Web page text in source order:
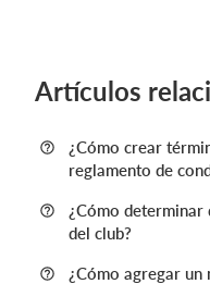
Artículos
¿Cómo crear
reglamento de
¿Cómo determinar
del club?
¿Cómo agregar